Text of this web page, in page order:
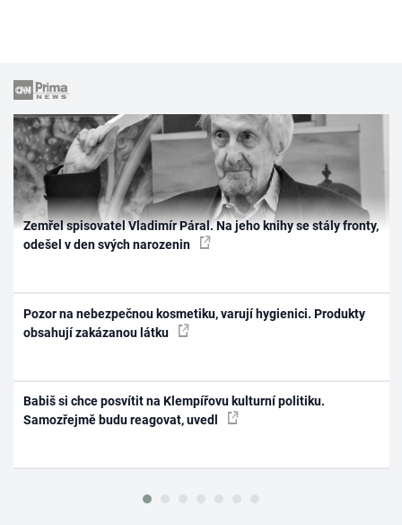
Zemřel spisovatel Vladimír Páral. Na jeho knihy se stály fronty,
odešel v den svých narozenin
Pozor na nebezpečnou kosmetiku, varují hygienici. Produkty
obsahují zakázanou látku
Babiš si chce posvítit na Klempířovu kulturní politiku.
Samozřejmě budu reagovat, uvedl